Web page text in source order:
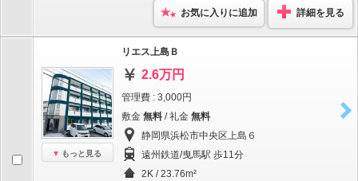
お気に入りに追加 詳細を見る
もっと見る
リエス上島Ｂ
2.6万円
管理費 : 3,000円
敷金 無料 / 礼金 無料
静岡県浜松市中央区上島６
遠州鉄道/曳馬駅 歩11分
2K / 23.76m²